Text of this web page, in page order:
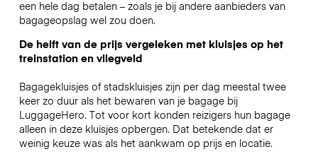
een hele dag betalen – zoals je bij andere aanbieders van
bagageopslag wel zou doen.
De helft van de prijs vergeleken met kluisjes op het
treinstation en vliegveld
Bagagekluisjes of stadskluisjes zijn per dag meestal twee
keer zo duur als het bewaren van je bagage bij
LuggageHero. Tot voor kort konden reizigers hun bagage
alleen in deze kluisjes opbergen. Dat betekende dat er
weinig keuze was als het aankwam op prijs en locatie.